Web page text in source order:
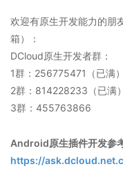
欢迎有原生开发能力的朋
箱）：
DCloud原生开发者群：
1群：256775471（已满）
2群：814228233（已满）
3群：455763866
Android原生插件开发参
https://